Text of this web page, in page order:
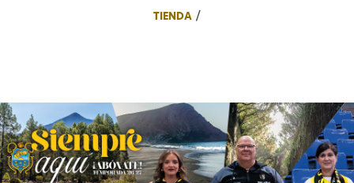
TIENDA